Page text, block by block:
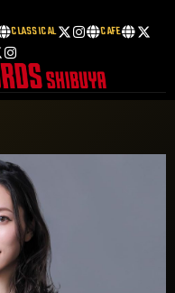
CLASSICAL
CAFE